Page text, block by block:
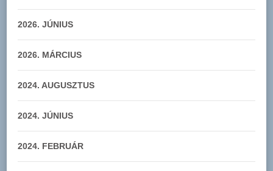
2026. JÚNIUS
2026. MÁRCIUS
2024. AUGUSZTUS
2024. JÚNIUS
2024. FEBRUÁR